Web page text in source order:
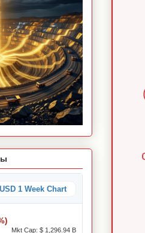
USD 1 Week Chart
Mkt Cap: $ 1,296.94 B